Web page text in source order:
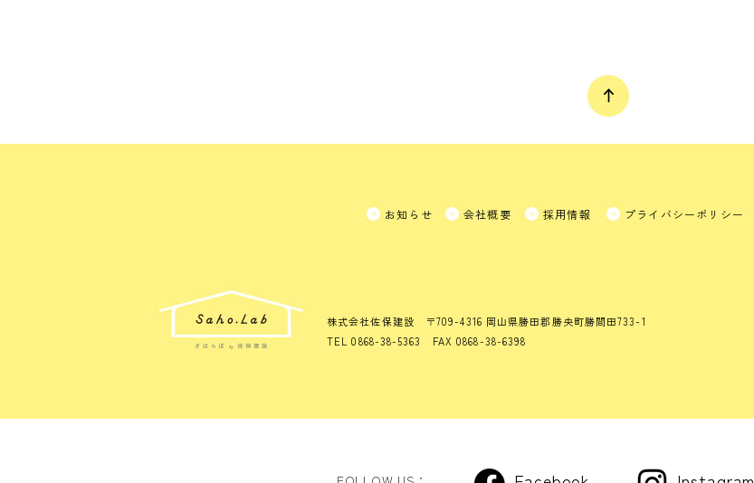
お知らせ 会社概要 採用情報 プライバシーポリシー
株式会社佐保建設
〒709-4316 岡山県勝田郡勝央町勝間田733-1
TEL 0868-38-5363 FAX 0868-38-6398